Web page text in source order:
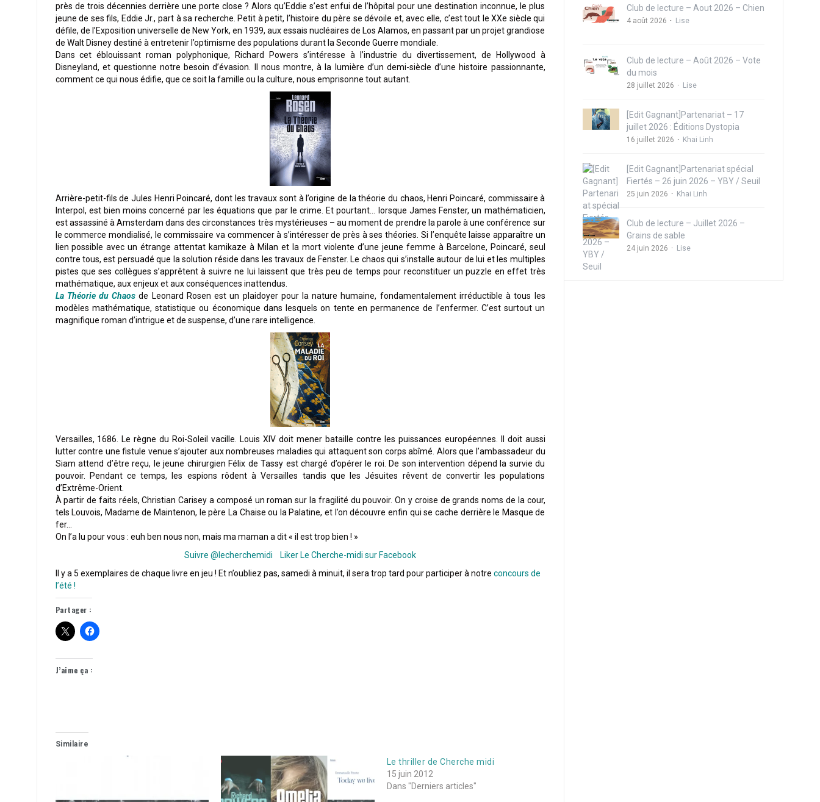
près de trois décennies derrière une porte close ? Alors qu’Eddie s’est enfui de l’hôpital pour une destination inconnue, le plus
jeune de ses fils, Eddie Jr., part à sa recherche. Petit à petit, l’histoire du père se dévoile et, avec elle, c’est tout le XXe siècle qui
défile, de l’Exposition universelle de New York, en 1939, aux essais nucléaires de Los Alamos, en passant par un projet grandiose
de Walt Disney destiné à entretenir l’optimisme des populations durant la Seconde Guerre mondiale.
Dans cet éblouissant roman polyphonique, Richard Powers s’intéresse à l’industrie du divertissement, de Hollywood à
Disneyland, et questionne notre besoin d’évasion. Il nous montre, à la lumière d’un demi-siècle d’une histoire passionnante,
comment ce qui nous édifie, que ce soit la famille ou la culture, nous emprisonne tout autant.
Arrière-petit-fils de Jules Henri Poincaré, dont les travaux sont à l’origine de la théorie du chaos, Henri Poincaré, commissaire à
Interpol, est bien moins concerné par les équations que par le crime. Et pourtant… lorsque James Fenster, un mathématicien,
est assassiné à Amsterdam dans des circonstances très mystérieuses – au moment de prendre la parole à une conférence sur
le commerce mondialisé, le commissaire va commencer à s’intéresser de près à ses théories. Si l’enquête laisse apparaître un
lien possible avec un étrange attentat kamikaze à Milan et la mort violente d’une jeune femme à Barcelone, Poincaré, seul
contre tous, est persuadé que la solution réside dans les travaux de Fenster. Le chaos qui s’installe autour de lui et les multiples
pistes que ses collègues s’apprêtent à suivre ne lui laissent que très peu de temps pour reconstituer un puzzle en effet très
mathématique, aux enjeux et aux conséquences inattendus.
La Théorie du Chaos de Leonard Rosen est un plaidoyer pour la nature humaine, fondamentalement irréductible à tous les
modèles mathématique, statistique ou économique dans lesquels on tente en permanence de l’enfermer. C’est surtout un
magnifique roman d’intrigue et de suspense, d’une rare intelligence.
Versailles, 1686. Le règne du Roi-Soleil vacille. Louis XIV doit mener bataille contre les puissances européennes. Il doit aussi
lutter contre une fistule venue s’ajouter aux nombreuses maladies qui attaquent son corps abîmé. Alors que l’ambassadeur du
Siam attend d’être reçu, le jeune chirurgien Félix de Tassy est chargé d’opérer le roi. De son intervention dépend la survie du
pouvoir. Pendant ce temps, les espions rôdent à Versailles tandis que les Jésuites rêvent de convertir les populations
d’Extrême-Orient.
À partir de faits réels, Christian Carisey a composé un roman sur la fragilité du pouvoir. On y croise de grands noms de la cour,
tels Louvois, Madame de Maintenon, le père La Chaise ou la Palatine, et l’on découvre enfin qui se cache derrière le Masque de
fer…
On l’a lu pour vous : euh ben nous non, mais ma maman a dit « il est trop bien ! »
Suivre @lecherchemidi
Liker Le Cherche-midi sur Facebook
Il y a 5 exemplaires de chaque livre en jeu ! Et n’oubliez pas, samedi à minuit, il sera trop tard pour participer à notre concours de
l’été !
Partager :
J’aime ça :
Similaire
Le thriller de Cherche midi
15 juin 2012
Dans "Derniers articles"
Club de lecture – Aout 2026 – Chien
4 août 2026 Lise
Club de lecture – Août 2026 – Vote
du mois
28 juillet 2026 Lise
[Edit Gagnant]Partenariat – 17
juillet 2026 : Éditions Dystopia
16 juillet 2026 Khai Linh
[Edit Gagnant]Partenariat spécial
Fiertés – 26 juin 2026 – YBY / Seuil
25 juin 2026 Khai Linh
Club de lecture – Juillet 2026 –
Grains de sable
24 juin 2026 Lise